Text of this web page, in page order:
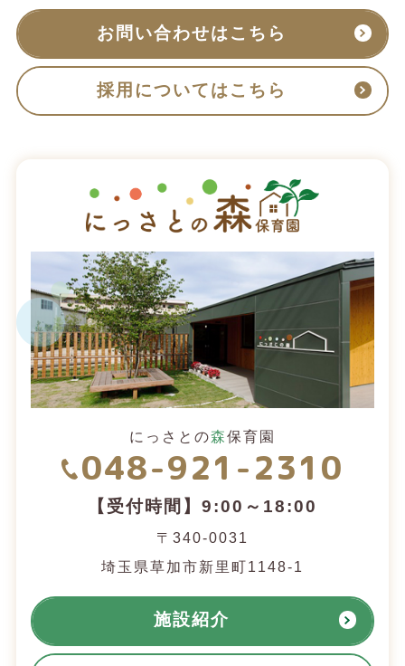
お問い合わせはこちら
採用についてはこちら
にっさとの森保育園
048-921-2310
【受付時間】9:00～18:00
〒340-0031
埼玉県草加市新里町1148-1
施設紹介